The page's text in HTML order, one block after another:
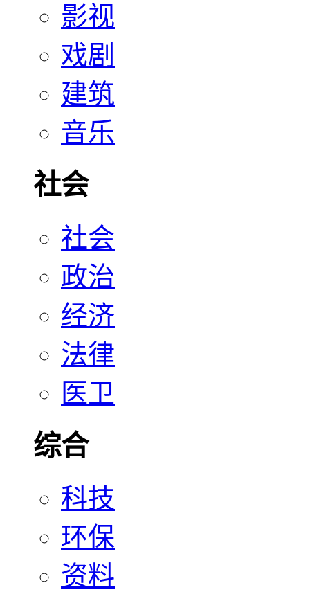
影视
戏剧
建筑
音乐
社会
社会
政治
经济
法律
医卫
综合
科技
环保
资料